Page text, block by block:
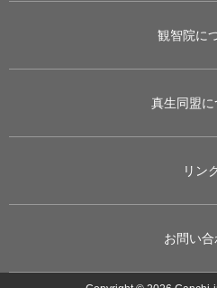
観智院に
真生同盟に
リン
お問い